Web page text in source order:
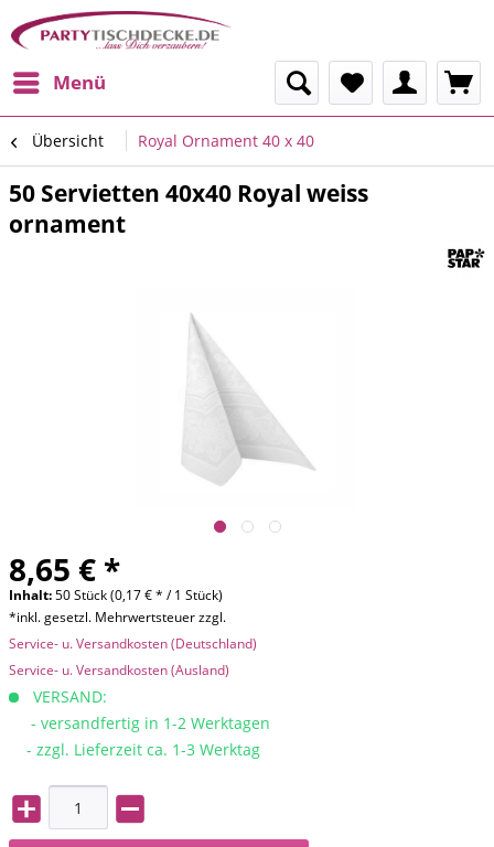
Menü
Übersicht Royal Ornament 40 x 40
50 Servietten 40x40 Royal weiss
ornament
8,65 € *
Inhalt:50 Stück (0,17 € * / 1 Stück)
*inkl. gesetzl. Mehrwertsteuer zzgl.
Service- u. Versandkosten (Deutschland)
Service- u. Versandkosten (Ausland)
VERSAND:
- versandfertig in 1-2 Werktagen
- zzgl. Lieferzeit ca. 1-3 Werktag